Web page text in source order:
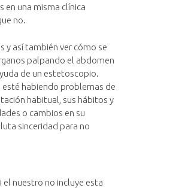
en una misma clínica
no.
y así también ver cómo se
palpando el abdomen
de un estetoscopio.
habiendo problemas de
habitual, sus hábitos y
o cambios en su
sinceridad para no
nuestro no incluye esta